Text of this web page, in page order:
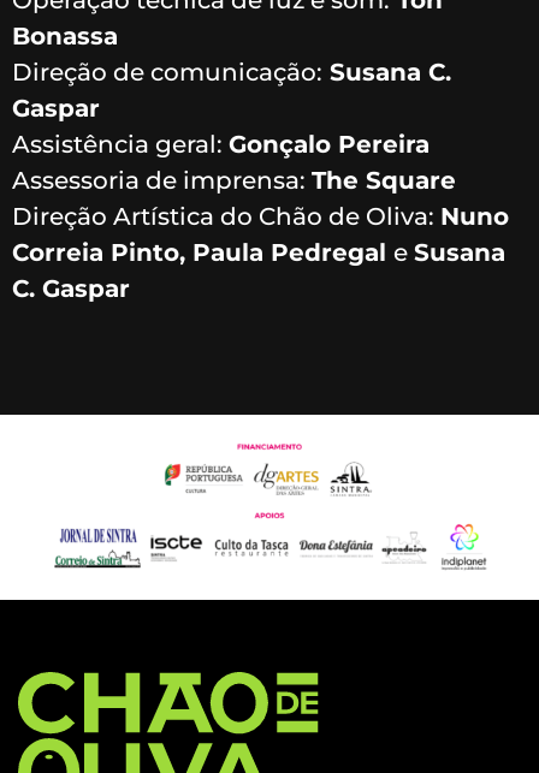
Bonassa
Direção de comunicação: Susana C.
Gaspar
Assistência geral: Gonçalo Pereira
Assessoria de imprensa: The Square
Direção Artística do Chão de Oliva: Nuno
Correia Pinto, Paula Pedregal e Susana
C. Gaspar